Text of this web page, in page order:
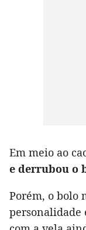
Em meio ao
e derrubou o
Porém, o bolo
personalidade